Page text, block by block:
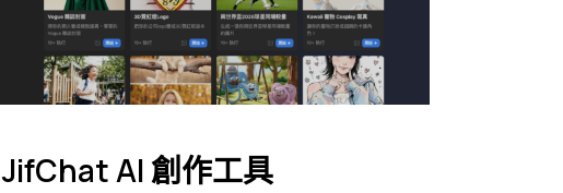
JifChat AI 創作工具